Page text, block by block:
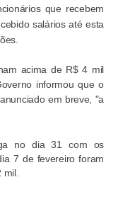
que recebem
salários até esta
acima de R$ 4 mil
informou que o
em breve, "a
no dia 31 com os
7 de fevereiro foram
mil.